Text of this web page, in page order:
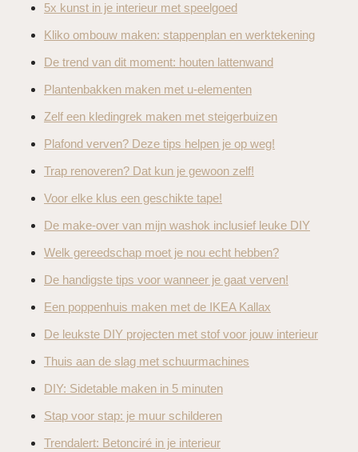
5x kunst in je interieur met speelgoed
Kliko ombouw maken: stappenplan en werktekening
De trend van dit moment: houten lattenwand
Plantenbakken maken met u-elementen
Zelf een kledingrek maken met steigerbuizen
Plafond verven? Deze tips helpen je op weg!
Trap renoveren? Dat kun je gewoon zelf!
Voor elke klus een geschikte tape!
De make-over van mijn washok inclusief leuke DIY
Welk gereedschap moet je nou echt hebben?
De handigste tips voor wanneer je gaat verven!
Een poppenhuis maken met de IKEA Kallax
De leukste DIY projecten met stof voor jouw interieur
Thuis aan de slag met schuurmachines
DIY: Sidetable maken in 5 minuten
Stap voor stap: je muur schilderen
Trendalert: Betonciré in je interieur